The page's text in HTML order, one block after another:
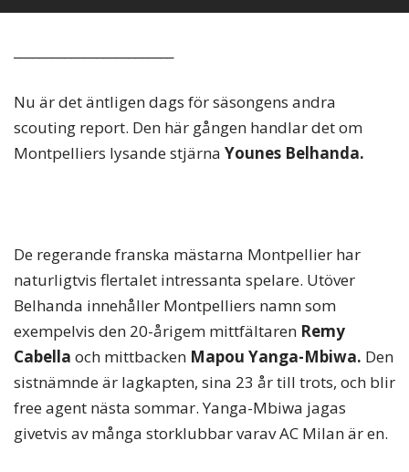
Nu är det äntligen dags för säsongens andra
scouting report. Den här gången handlar det om
Montpelliers lysande stjärna Younes Belhanda.
De regerande franska mästarna Montpellier har
naturligtvis flertalet intressanta spelare. Utöver
Belhanda innehåller Montpelliers namn som
exempelvis den 20-årigem mittfältaren Remy
Cabella och mittbacken Mapou Yanga-Mbiwa. Den
sistnämnde är lagkapten, sina 23 år till trots, och blir
free agent nästa sommar. Yanga-Mbiwa jagas
givetvis av många storklubbar varav AC Milan är en.